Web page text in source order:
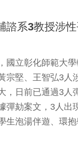
諮系3教授涉
國立彰化師範大
宗堅、王智弘3人
，日前已通過3人
彈劾案文，3人出
生泡湯伴遊、環抱